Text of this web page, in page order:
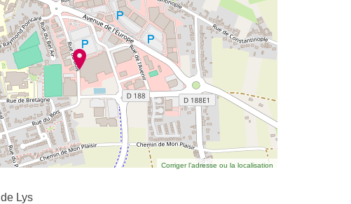
Corriger l’adresse ou la localisation
Lys